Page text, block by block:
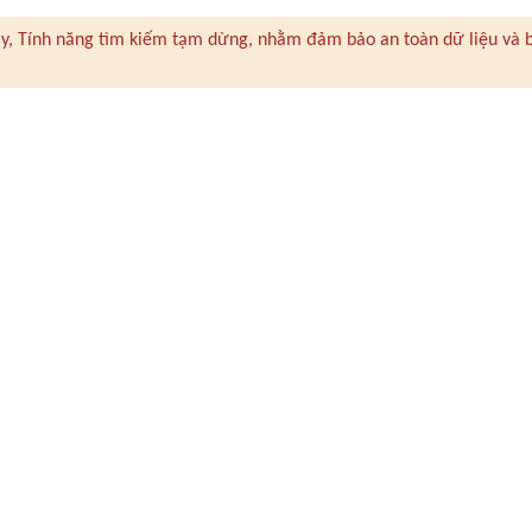
Tính năng tìm kiếm tạm dừng, nhằm đảm bảo an toàn dữ liệu và